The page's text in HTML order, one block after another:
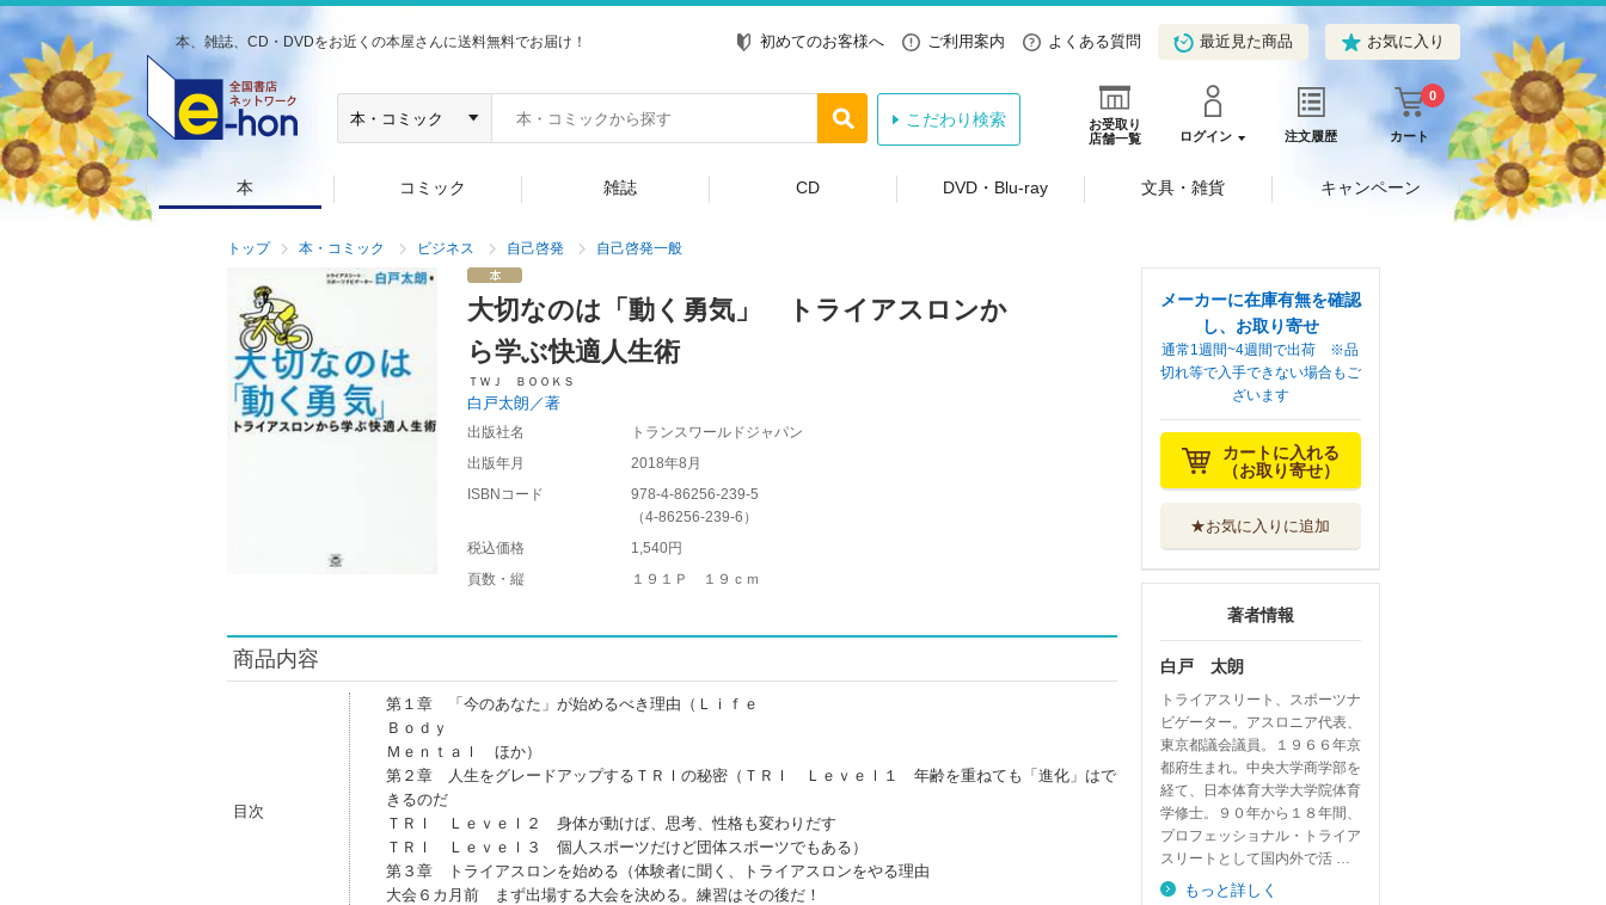
本、雑誌、CD・DVDをお近くの本屋さんに送料無料でお届け！ 初めてのお客様へ ご利用案内 よくある質問 最近見た商品 お気に入り
お受取り
店舗一覧
ログイン 注文履歴 カート
0
こだわり検索
本 コミック 雑誌 CD DVD・Blu-ray 文具・雑貨 キャンペーン
トップ 本・コミック ビジネス 自己啓発 自己啓発一般
大切なのは「動く勇気」 トライアスロンか
ら学ぶ快適人生術
ＴＷＪ ＢＯＯＫＳ
白戸太朗／著
出版社名
トランスワールドジャパン
出版年月
2018年8月
ISBNコード
978-4-86256-239-5
（4-86256-239-6 ）
税込価格
1,540円
頁数・縦
１９１Ｐ １９ｃｍ
商品内容
目次
第１章 「今のあなた」が始めるべき理由（Ｌｉｆｅ
Ｂｏｄｙ
Ｍｅｎｔａｌ ほか）
第２章 人生をグレードアップするＴＲＩの秘密（ＴＲＩ Ｌｅｖｅｌ１ 年齢を重ねても「進化」はで
きるのだ
ＴＲＩ Ｌｅｖｅｌ２ 身体が動けば、思考、性格も変わりだす
ＴＲＩ Ｌｅｖｅｌ３ 個人スポーツだけど団体スポーツでもある）
第３章 トライアスロンを始める（体験者に聞く、トライアスロンをやる理由
大会６カ月前 まず出場する大会を決める。練習はその後だ！
メーカーに在庫有無を確認
し、お取り寄せ
通常1週間~4週間で出荷 ※品
切れ等で入手できない場合もご
ざいます
カートに入れる
（お取り寄せ）
★お気に入りに追加
著者情報
白戸 太朗
トライアスリート、スポーツナ
ビゲーター。アスロニア代表、
東京都議会議員。１９６６年京
都府生まれ。中央大学商学部を
経て、日本体育大学大学院体育
学修士。９０年から１８年間、
プロフェッショナル・トライア
スリートとして国内外で活 …
もっと詳しく